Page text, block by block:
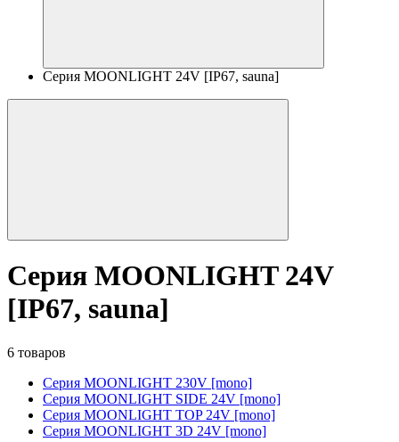
Серия MOONLIGHT 24V [IP67, sauna]
Серия MOONLIGHT 24V
[IP67, sauna]
6 товаров
Серия MOONLIGHT 230V [mono]
Серия MOONLIGHT SIDE 24V [mono]
Серия MOONLIGHT TOP 24V [mono]
Серия MOONLIGHT 3D 24V [mono]